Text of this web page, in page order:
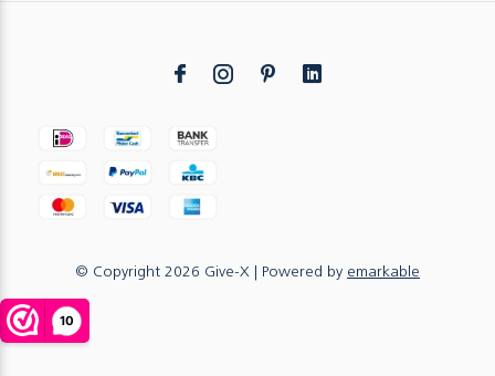
© Copyright 2026 Give-X | Powered by emarkable